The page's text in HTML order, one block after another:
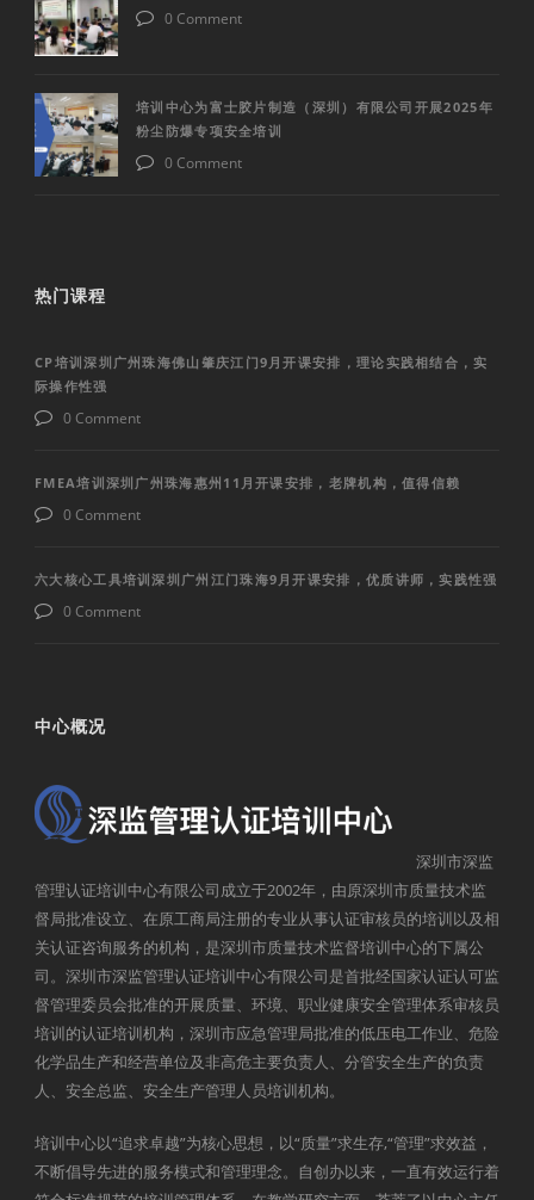
0 Comment
培训中心为富士胶片制造（深圳）有限公司开展2025年
粉尘防爆专项安全培训
0 Comment
热门课程
CP培训深圳广州珠海佛山肇庆江门9月开课安排，理论实践相结合，实
际操作性强
0 Comment
FMEA培训深圳广州珠海惠州11月开课安排，老牌机构，值得信赖
0 Comment
六大核心工具培训深圳广州江门珠海9月开课安排，优质讲师，实践性强
0 Comment
中心概况
深圳市深监
管理认证培训中心有限公司成立于2002年，由原深圳市质量技术监
督局批准设立、在原工商局注册的专业从事认证审核员的培训以及相
关认证咨询服务的机构，是深圳市质量技术监督培训中心的下属公
司。深圳市深监管理认证培训中心有限公司是首批经国家认证认可监
督管理委员会批准的开展质量、环境、职业健康安全管理体系审核员
培训的认证培训机构，深圳市应急管理局批准的低压电工作业、危险
化学品生产和经营单位及非高危主要负责人、分管安全生产的负责
人、安全总监、安全生产管理人员培训机构。
培训中心以“追求卓越”为核心思想，以“质量”求生存,“管理”求效益，
不断倡导先进的服务模式和管理理念。自创办以来，一直有效运行着